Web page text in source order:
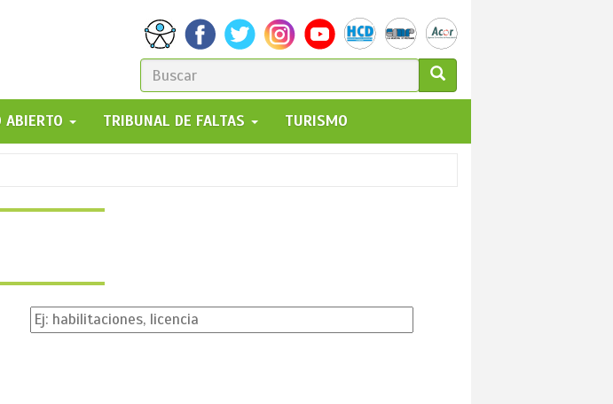
FORMULARIO
DE
BÚSQUEDA
GO!
ABIERTO TRIBUNAL DE FALTAS TURISMO